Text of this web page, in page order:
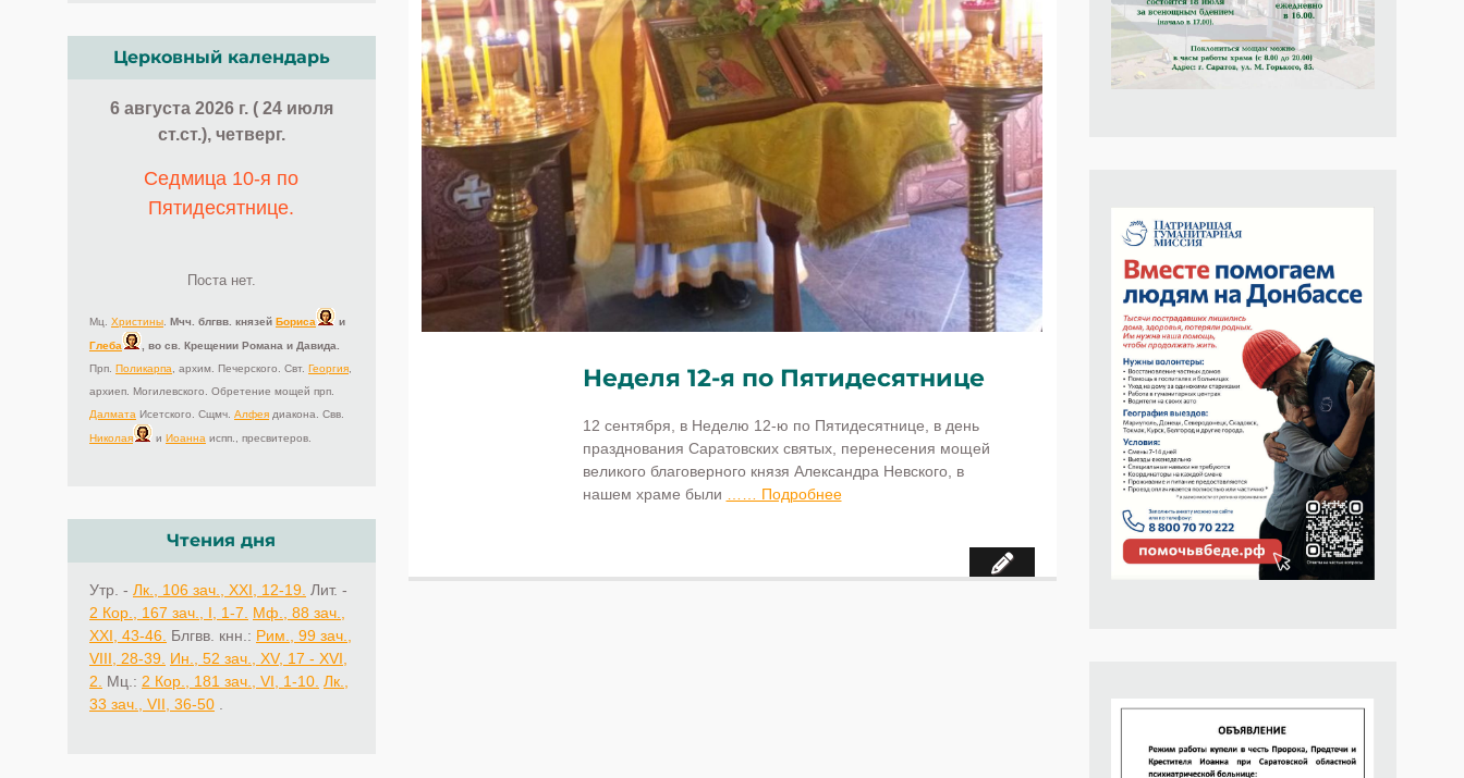
Неделя 12-я по Пятидесятнице
12 сентября, в Неделю 12-ю по Пятидесятнице, в день
празднования Саратовских святых, перенесения мощей
великого благоверного князя Александра Невского, в
нашем храме были
…… Подробнее
Церковный календарь
6 августа 2026 г. ( 24 июля
ст.ст.), четверг.
Седмица 10-я по
Пятидесятнице.
Поста нет.
Мц. Христины Мчч. блгвв. князей Бориса
и
Глеба
, во св. Крещении Романа и Давида.
Прп. Поликарпа , архим. Печерского. Свт. Георгия
архиеп. Могилевского. Обретение мощей прп.
Далмата Исетского. Сщмч. Алфея диакона. Свв.
Николая
и Иоанна испп., пресвитеров.
Чтения дня
Утр. - Лк., 106 зач., XXI, 12-19. Лит. -
2 Кор., 167 зач., I, 1-7.
Мф., 88 зач.,
XXI, 43-46. Блгвв. кнн.: Рим., 99 зач.,
VIII, 28-39. Ин., 52 зач., XV, 17 - XVI,
2.
Мц.: 2 Кор., 181 зач., VI, 1-10. Лк.,
33 зач., VII, 36-50